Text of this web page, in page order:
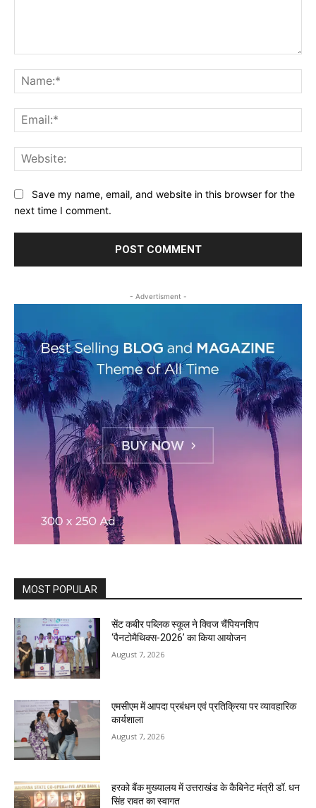
Save my name, email, and website in this browser for the
next time I comment.
- Advertisment -
MOST POPULAR
सेंट कबीर पब्लिक स्कूल ने क्विज चैंपियनशिप
‘पैनटोमैथिक्स-2026’ का किया आयोजन
August 7, 2026
एमसीएम में आपदा प्रबंधन एवं प्रतिक्रिया पर व्यावहारिक
कार्यशाला
August 7, 2026
हरको बैंक मुख्यालय में उत्तराखंड के कैबिनेट मंत्री डॉ. धन
सिंह रावत का स्वागत